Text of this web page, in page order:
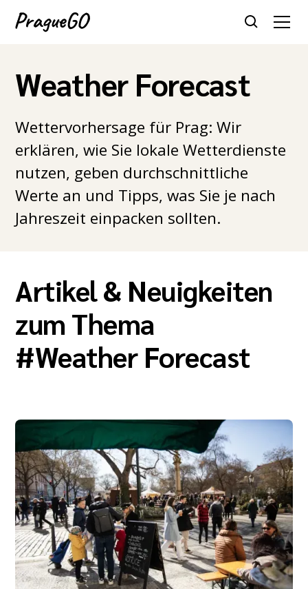
Weather Forecast
Wettervorhersage für Prag: Wir
erklären, wie Sie lokale Wetterdienste
nutzen, geben durchschnittliche
Werte an und Tipps, was Sie je nach
Jahreszeit einpacken sollten.
Artikel & Neuigkeiten
zum Thema
#Weather Forecast